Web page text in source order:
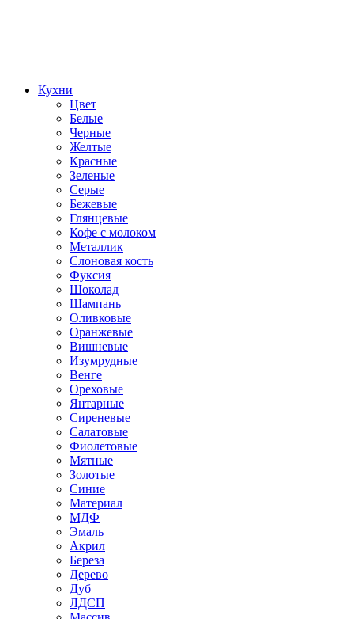
Кухни
Цвет
Белые
Черные
Желтые
Красные
Зеленые
Серые
Бежевые
Глянцевые
Кофе с молоком
Металлик
Слоновая кость
Фуксия
Шоколад
Шампань
Оливковые
Оранжевые
Вишневые
Изумрудные
Венге
Ореховые
Янтарные
Сиреневые
Салатовые
Фиолетовые
Мятные
Золотые
Синие
Материал
МДФ
Эмаль
Акрил
Береза
Дерево
Дуб
ЛДСП